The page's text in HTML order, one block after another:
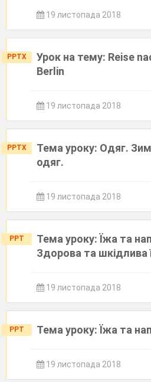
19 листопада 2018
PPTX
Урок на тему: Reise
Berlin
19 листопада 2018
PPTX
Тема уроку: Одяг.
одяг.
19 листопада 2018
PPT
Тема уроку: Їжа та
Здорова та шкідлива
19 листопада 2018
PPT Тема уроку: Їжа та
19 листопада 2018